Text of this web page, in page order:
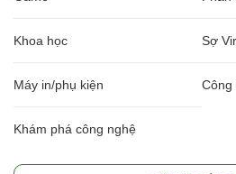
Khoa học Sợ
Máy in/phụ kiện Công
Khám phá công nghệ